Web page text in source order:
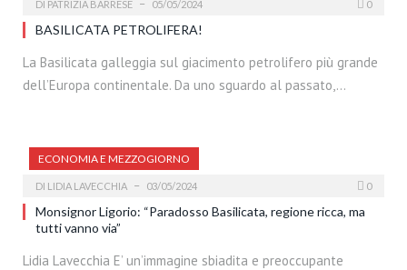
DI PATRIZIA BARRESE 05/05/2024 0
BASILICATA PETROLIFERA!
La Basilicata galleggia sul giacimento petrolifero più grande
dell’Europa continentale. Da uno sguardo al passato,…
ECONOMIA E MEZZOGIORNO
DI LIDIA LAVECCHIA 03/05/2024 0
Monsignor Ligorio: “Paradosso Basilicata, regione ricca, ma
tutti vanno via”
Lidia Lavecchia E’ un’immagine sbiadita e preoccupante